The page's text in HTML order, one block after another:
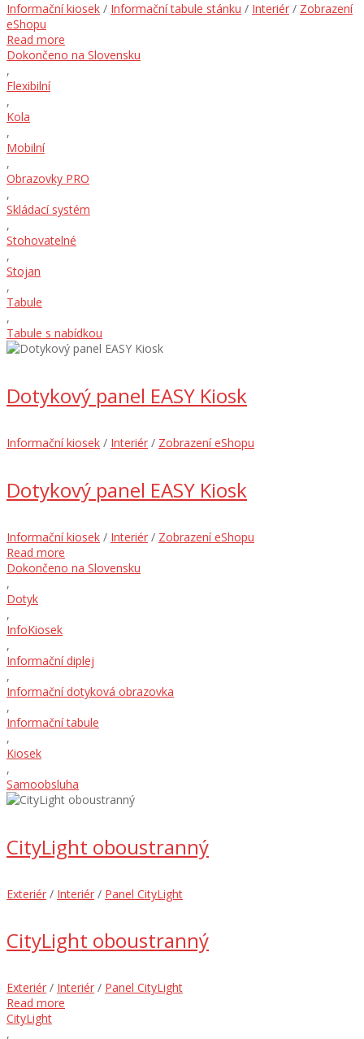
Informační kiosek / Informační tabule stánku / Interiér / Zobrazení
eShopu
Read more
Dokončeno na Slovensku
,
Flexibilní
,
Kola
,
Mobilní
,
Obrazovky PRO
,
Skládací systém
,
Stohovatelné
,
Stojan
,
Tabule
,
Tabule s nabídkou
Dotykový panel EASY Kiosk
Informační kiosek / Interiér / Zobrazení eShopu
Dotykový panel EASY Kiosk
Informační kiosek / Interiér / Zobrazení eShopu
Read more
Dokončeno na Slovensku
,
Dotyk
,
InfoKiosek
,
Informační diplej
,
Informační dotyková obrazovka
,
Informační tabule
,
Kiosek
,
Samoobsluha
CityLight oboustranný
Exteriér / Interiér / Panel CityLight
CityLight oboustranný
Exteriér / Interiér / Panel CityLight
Read more
CityLight
,